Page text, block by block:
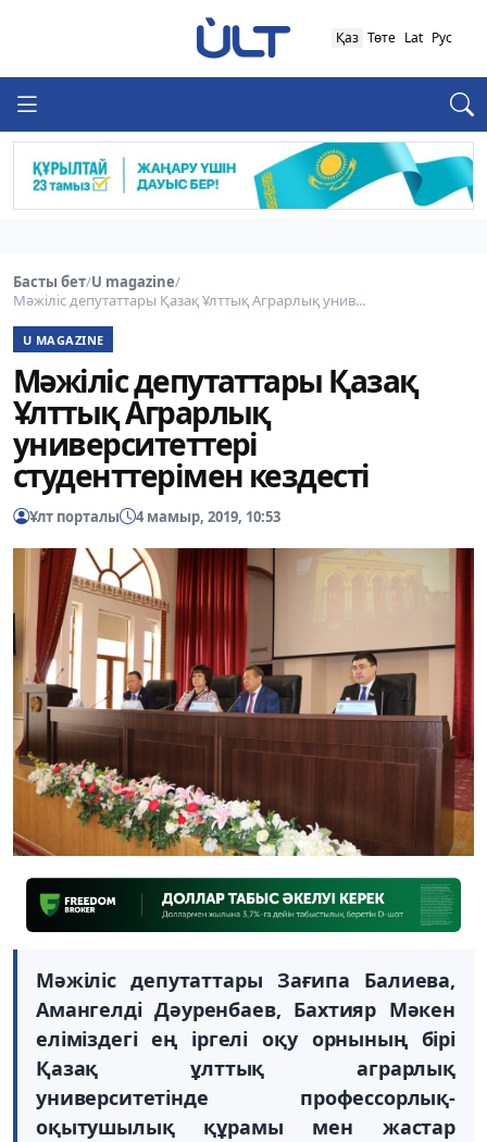
Қаз Төте Lat Рус
Басты бет/U magazine/
Мәжіліс депутаттары Қазақ Ұлттық Аграрлық унив...
U MAGAZINE
Мәжіліс депутаттары Қазақ
Ұлттық Аграрлық
университеттері
студенттерімен кездесті
Ұлт порталы 4 мамыр, 2019, 10:53
Мәжіліс депутаттары Зағипа Балиева,
Амангелді Дәуренбаев, Бахтияр Мәкен
еліміздегі ең іргелі оқу орнының бірі
Қазақ ұлттық аграрлық
университетінде профессорлық-
оқытушылық құрамы мен жастар